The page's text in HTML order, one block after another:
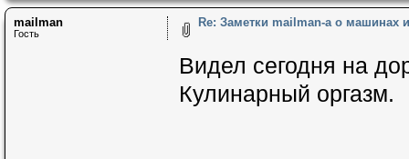
mailman
Гость
Re: Заметки mailman-a о машинах
Видел сегодня на
Кулинарный оргазм.